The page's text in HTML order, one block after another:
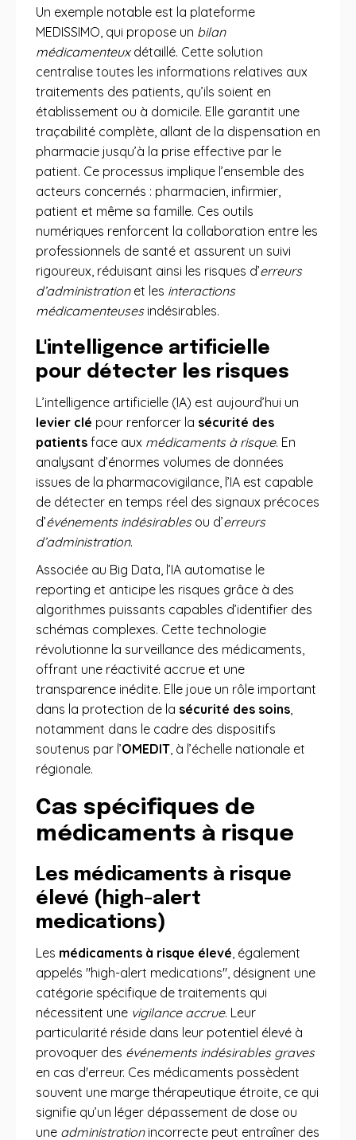
Un exemple notable est la plateforme
MEDISSIMO, qui propose un bilan
médicamenteuxdétaillé. Cette solution
centralise toutes les informations relatives aux
traitements des patients, qu’ils soient en
établissement ou à domicile. Elle garantit une
traçabilité complète, allant de la dispensation en
pharmacie jusqu’à la prise effective par le
patient. Ce processus implique l’ensemble des
acteurs concernés : pharmacien, infirmier,
patient et même sa famille. Ces outils
numériques renforcent la collaboration entre les
professionnels de santé et assurent un suivi
rigoureux, réduisant ainsi les risques d’erreurs
d’administrationet les interactions
médicamenteusesindésirables.
L'intelligence artificielle
pour détecter les risques
L’intelligence artificielle (IA) est aujourd’hui un
levier clé pour renforcer la sécurité des
patients face aux médicaments à risque. En
analysant d’énormes volumes de données
issues de la pharmacovigilance, l’IA est capable
de détecter en temps réel des signaux précoces
d’événements indésirablesou d’erreurs
d’administration.
Associée au Big Data, l’IA automatise le
reporting et anticipe les risques grâce à des
algorithmes puissants capables d’identifier des
schémas complexes. Cette technologie
révolutionne la surveillance des médicaments,
offrant une réactivité accrue et une
transparence inédite. Elle joue un rôle important
dans la protection de la sécurité des soins,
notamment dans le cadre des dispositifs
soutenus par l’OMEDIT, à l’échelle nationale et
régionale.
Cas spécifiques de
médicaments à risque
Les médicaments à risque
élevé (high-alert
medications)
Les médicaments à risque élevé, également
appelés "high-alert medications", désignent une
catégorie spécifique de traitements qui
nécessitent une vigilance accrue. Leur
particularité réside dans leur potentiel élevé à
provoquer des événements indésirables graves
en cas d'erreur. Ces médicaments possèdent
souvent une marge thérapeutique étroite, ce qui
signifie qu’un léger dépassement de dose ou
une administrationincorrecte peut entraîner des